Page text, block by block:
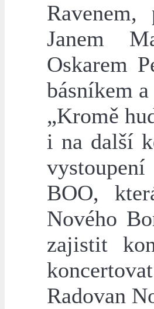
Janem
Oskarem
básníkem
„Kromě
i na další
BOO,
Nového
zajistit
Radovan